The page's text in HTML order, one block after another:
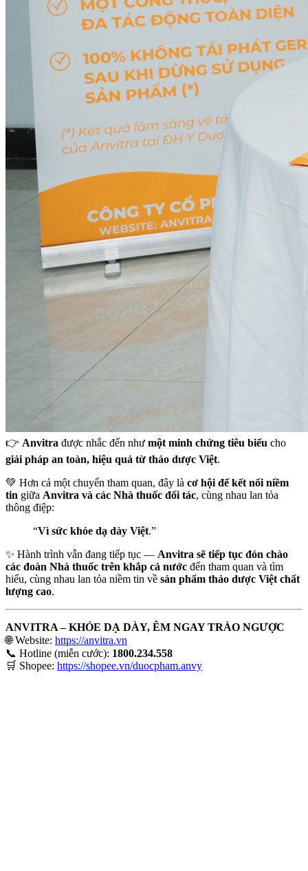
👉 Anvitra được nhắc đến như một minh chứng tiêu biểu cho
giải pháp an toàn, hiệu quả từ thảo dược Việt.
💚 Hơn cả một chuyến tham quan, đây là cơ hội để kết nối niềm
tin giữa Anvitra và các Nhà thuốc đối tác, cùng nhau lan tỏa
thông điệp:
“Vì sức khỏe dạ dày Việt.”
✨ Hành trình vẫn đang tiếp tục — Anvitra sẽ tiếp tục đón chào
các đoàn Nhà thuốc trên khắp cả nước đến tham quan và tìm
hiểu, cùng nhau lan tỏa niềm tin về sản phẩm thảo dược Việt chất
lượng cao.
ANVITRA – KHỎE DẠ DÀY, ÊM NGAY TRÀO NGƯỢC
🌐 Website: https://anvitra.vn
📞 Hotline (miễn cước): 1800.234.558
🛒 Shopee: https://shopee.vn/duocpham.anvy